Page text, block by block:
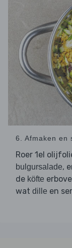
6. Afmaken en
Roer 1el
bulgursalade,
de köfte
wat dille en